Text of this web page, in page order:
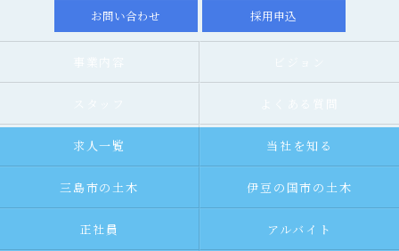
お問い合わせ 採用申込
求人一覧 当社を知る
三島市の土木 伊豆の国市の土木
正社員 アルバイト